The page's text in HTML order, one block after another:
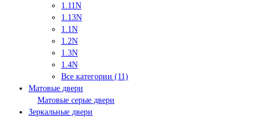
1.11N
1.13N
1.1N
1.2N
1.3N
1.4N
Все категории (11)
Матовые двери
Матовые серые двери
Зеркальные двери